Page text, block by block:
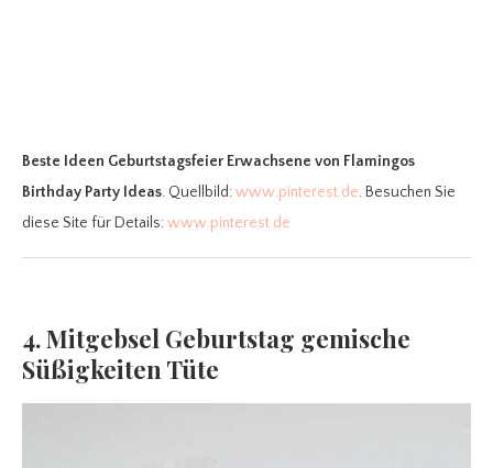
Beste Ideen Geburtstagsfeier Erwachsene von Flamingos
Birthday Party Ideas. Quellbild:www.pinterest.de. Besuchen Sie
diese Site für Details:www.pinterest.de
4. Mitgebsel Geburtstag gemische
Süßigkeiten Tüte